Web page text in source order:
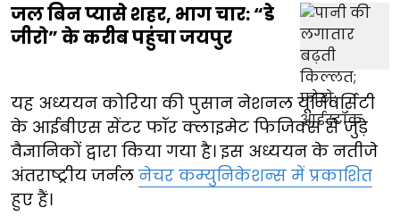
जल बिन प्यासे शहर, भाग चार: “डे
जीरो” के करीब पहुंचा जयपुर
यह अध्ययन कोरिया की पुसान नेशनल यूनिवर्सिटी
के आईबीएस सेंटर फॉर क्लाइमेट फिजिक्स से जुड़े
वैज्ञानिकों द्वारा किया गया है। इस अध्ययन के नतीजे
अंतराष्ट्रीय जर्नल नेचर कम्युनिकेशन्स में प्रकाशित
हुए हैं।